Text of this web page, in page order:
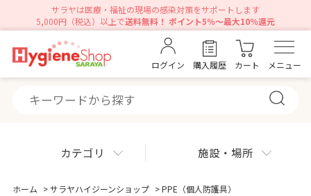
サラヤは医療・福祉の現場の感染対策をサポートします
5,000円（税込）以上で送料無料！ ポイント5％～最大10％還元
ログイン 購入履歴 カート メニュー
カテゴリ 施設・場所
ホーム >サラヤハイジーンショップ >PPE（個人防護具）